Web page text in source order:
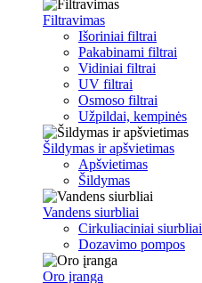
Filtravimas
Išoriniai filtrai
Pakabinami filtrai
Vidiniai filtrai
UV filtrai
Osmoso filtrai
Užpildai, kempinės
Šildymas ir apšvietimas
Apšvietimas
Šildymas
Vandens siurbliai
Cirkuliaciniai siurbliai
Dozavimo pompos
Oro įranga